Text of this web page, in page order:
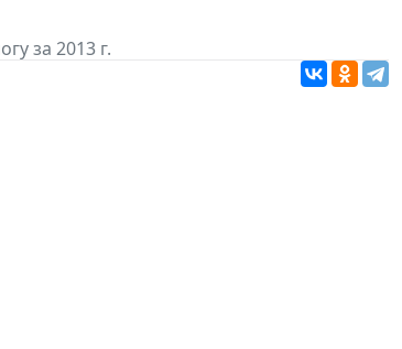
за 2013 г.